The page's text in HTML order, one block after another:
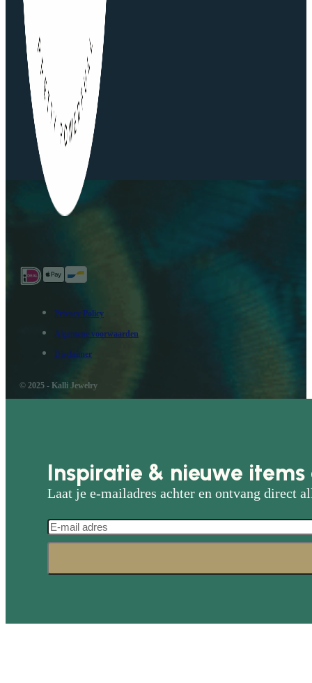
Privacy Policy
Algemene voorwaarden
Disclaimer
© 2025 - Kalli Jewelry
Inspiratie & nieuwe
Laat je e-mailadres achter en ontvang direct